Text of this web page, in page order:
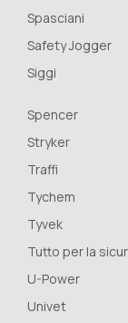
Spasciani
Safety Jogger
Siggi
Spencer
Stryker
Traffi
Tychem
Tyvek
Tutto per la
U-Power
Univet